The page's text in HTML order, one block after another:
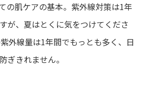
の肌ケアの基本。紫外線対策は1年
が、夏はとくに気をつけてくださ
外線量は1年間でもっとも多く、日
ぎきれません。